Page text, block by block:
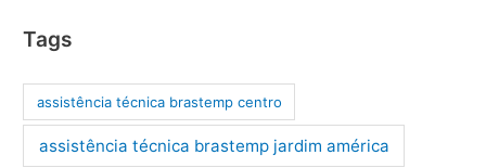
Tags
assistência técnica brastemp centro
assistência técnica brastemp jardim américa